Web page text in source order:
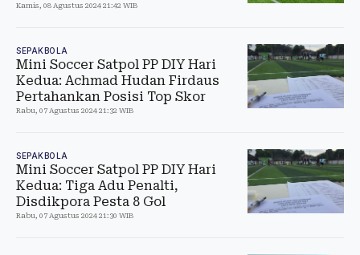
Kamis, 08 Agustus 2024 21:42 WIB
SEPAKBOLA
Mini Soccer Satpol PP DIY Hari
Kedua: Achmad Hudan Firdaus
Pertahankan Posisi Top Skor
Rabu, 07 Agustus 2024 21:32 WIB
SEPAKBOLA
Mini Soccer Satpol PP DIY Hari
Kedua: Tiga Adu Penalti,
Disdikpora Pesta 8 Gol
Rabu, 07 Agustus 2024 21:30 WIB